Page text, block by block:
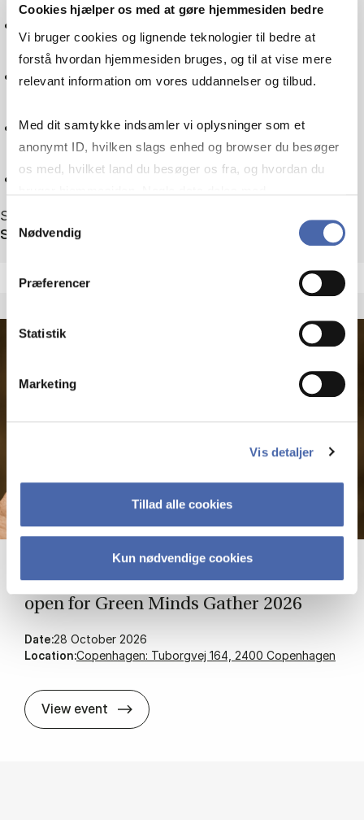
Cookies hjælper os med at gøre hjemmesiden bedre
Vi bruger cookies og lignende teknologier til bedre at
forstå hvordan hjemmesiden bruges, og til at vise mere
relevant information om vores uddannelser og tilbud.
Med dit samtykke indsamler vi oplysninger som et
anonymt ID, hvilken slags enhed og browser du besøger
os med, hvilket land du besøger os fra, og hvordan du
markedsføring. Du bestemmer selv - og kan altid trække
Samtykkevalg
Nødvendig
Præferencer
Statistik
Marketing
Vis detaljer
Tillad alle cookies
Kun nødvendige cookies
Tax law
Sociology
Technology
Reset
Showing 1 out of 1 events
Sort by
The wait is over: Re­gis­tra­tion is now
open for Green Minds Gath­er 2026
Date:28 October 2026
Location:Copenhagen: Tuborgvej 164, 2400 Copenhagen
View event The wait is over: Re­gis­tra­tion is now